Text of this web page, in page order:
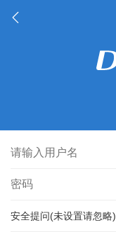
安全提问(未设置请忽略)